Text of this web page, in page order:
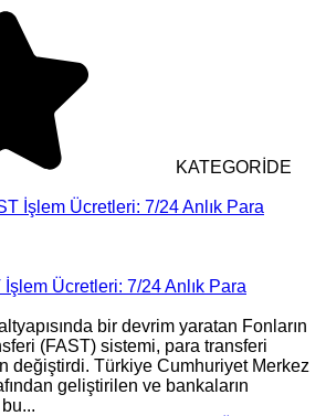
KATEGORİDE
Ücretleri: 7/24 Anlık Para
bir devrim yaratan Fonların
(FAST) sistemi, para transferi
değiştirdi. Türkiye Cumhuriyet Merkez
geliştirilen ve bankaların